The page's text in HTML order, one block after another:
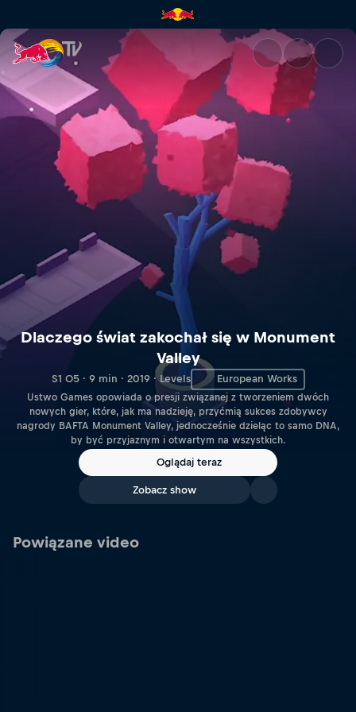
Dlaczego świat zakochał
Dlaczego świat zakochał się w Monument
Valley
S1 O5 · 9 min · 2019 · Levels European Works
Ustwo Games opowiada o presji związanej z tworzeniem dwóch
nowych gier, które, jak ma nadzieję, przyćmią sukces zdobywcy
nagrody BAFTA Monument Valley, jednocześnie dzieląc to samo DNA,
by być przyjaznym i otwartym na wszystkich.
Oglądaj teraz
Zobacz show
Powiązane video